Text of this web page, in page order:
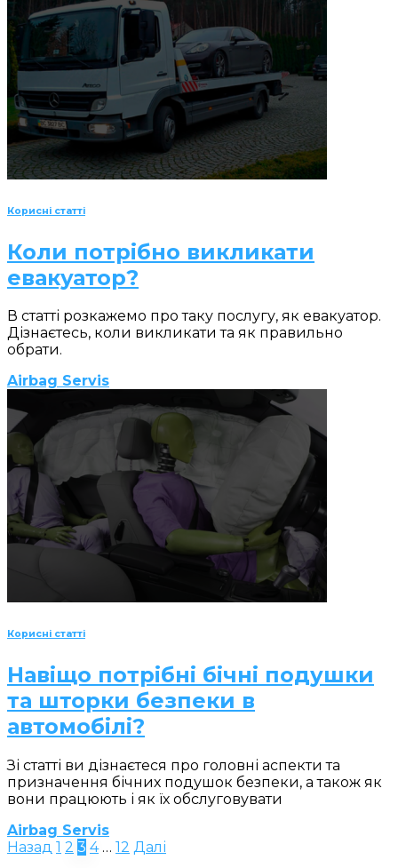
Корисні статті
Коли потрібно викликати
евакуатор?
В статті розкажемо про таку послугу, як евакуатор.
Дізнаєтесь, коли викликати та як правильно
обрати.
Airbag Servis
Корисні статті
Навіщо потрібні бічні подушки
та шторки безпеки в
автомобілі?
Зі статті ви дізнаєтеся про головні аспекти та
призначення бічних подушок безпеки, а також як
вони працюють і як їх обслуговувати
Airbag Servis
Пагінація
Назад 1 2 3 4 … 12 Далі